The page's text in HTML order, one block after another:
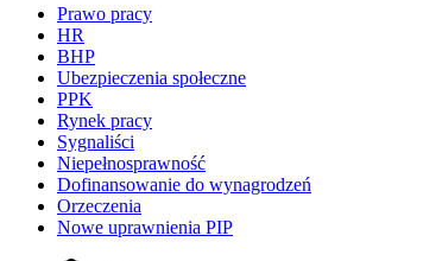
Prawo pracy
HR
BHP
Ubezpieczenia społeczne
PPK
Rynek pracy
Sygnaliści
Niepełnosprawność
Dofinansowanie do wynagrodzeń
Orzeczenia
Nowe uprawnienia PIP